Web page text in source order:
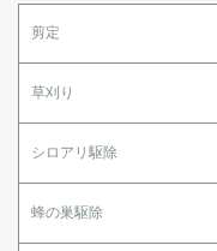
剪定
草刈り
シロアリ駆除
蜂の巣駆除